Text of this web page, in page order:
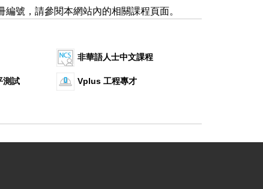
號，請參閱本網站內的相關課程頁面。
非華語人士中文課程
測試 Vplus 工程專才